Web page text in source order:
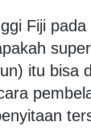
Fiji
itu bisa